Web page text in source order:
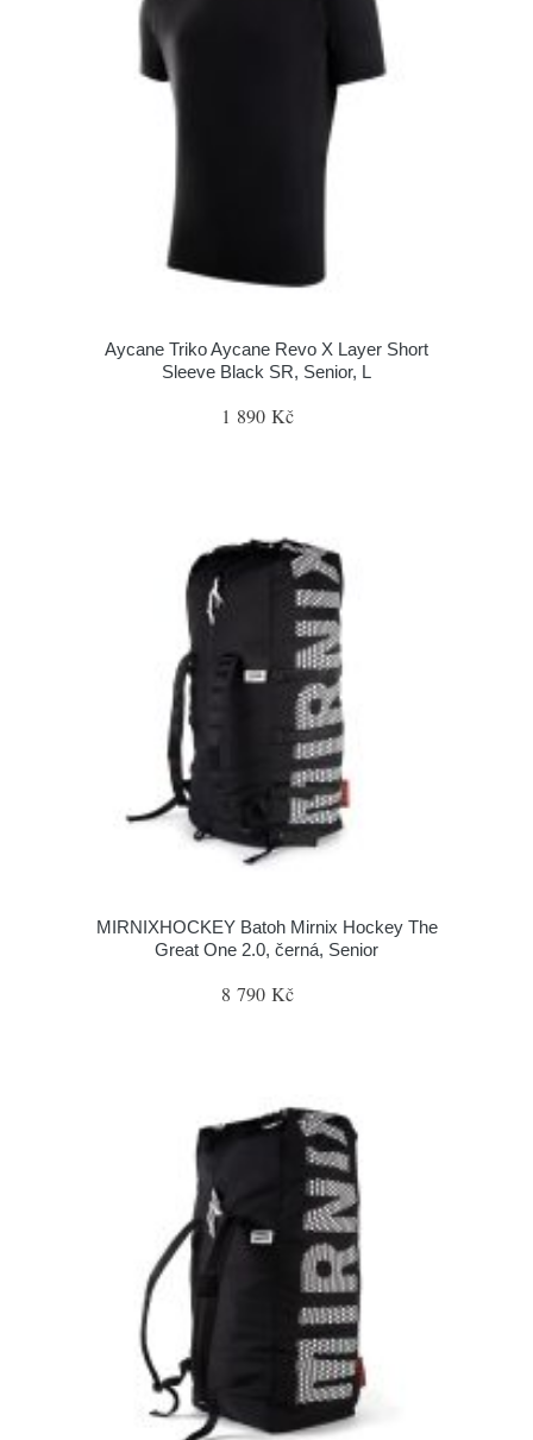
Aycane Triko Aycane Revo X Layer Short
Sleeve Black SR, Senior, L
1 890 Kč
MIRNIXHOCKEY Batoh Mirnix Hockey The
Great One 2.0, černá, Senior
8 790 Kč